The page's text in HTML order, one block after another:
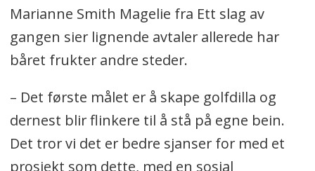
Marianne Smith Magelie fra Ett slag av
gangen sier lignende avtaler allerede har
båret frukter andre steder.
– Det første målet er å skape golfdilla og
dernest blir flinkere til å stå på egne bein.
Det tror vi det er bedre sjanser for med et
prosjekt som dette, med en sosial